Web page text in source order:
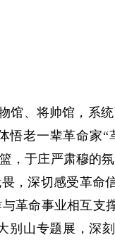
馆、将帅馆，系
悟老一辈革命家“
，于庄严肃穆的
，深切感受革命
革命事业相互支
别山专题展，深